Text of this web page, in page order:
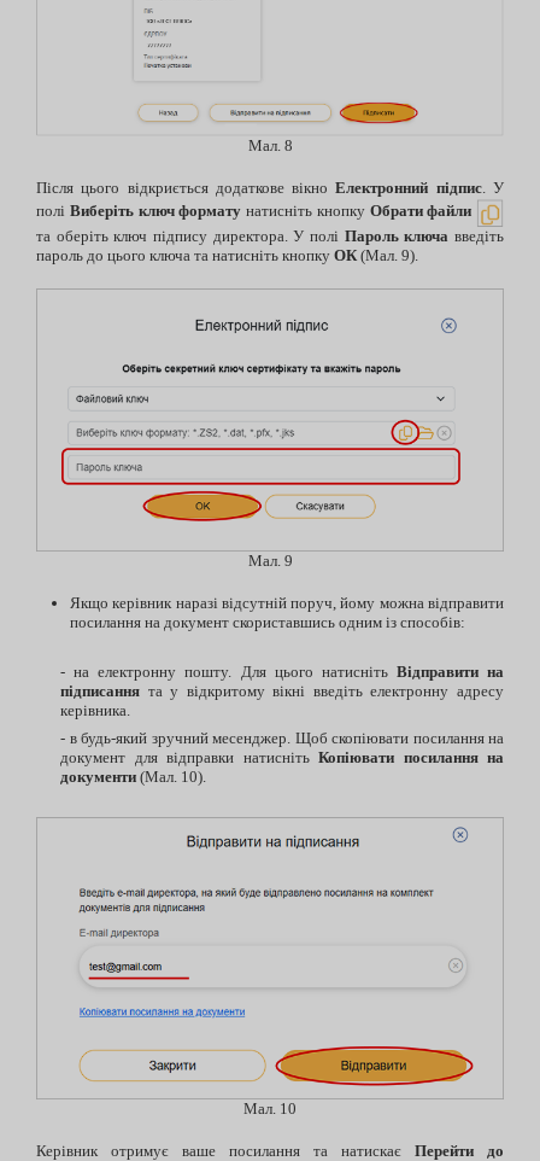
Мал. 8
Після цього відкриється додаткове вікноЕлектронний підпис. У
полі Виберіть ключ формату натисніть кнопку Обрати файли
та оберіть ключ підпису директора. У полі Пароль ключа введіть
пароль до цього ключа та натисніть кнопку ОК(Мал. 9).
Мал. 9
Якщо керівник наразі відсутній поруч, йому можна відправити
посилання на документ скориставшись одним із способів:
- на електронну пошту. Для цього натисніть Відправити на
підписання та у відкритому вікні введіть електронну адресу
керівника.
- в будь-який зручний месенджер. Щоб скопіювати посилання на
документ для відправки натисніть Копіювати посилання на
документи (Мал. 10).
Мал. 10
Керівник отримує ваше посилання та натискає Перейти до